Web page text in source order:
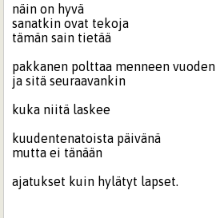
näin on hyvä
sanatkin ovat tekoja
tämän sain tietää
pakkanen polttaa menneen vuoden
ja sitä seuraavankin
kuka niitä laskee
kuudentenatoista päivänä
mutta ei tänään
ajatukset kuin hylätyt lapset.